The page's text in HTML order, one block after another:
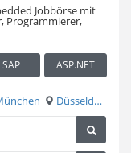
Jobbörse mit
Programmierer,
SAP ASP.NET
Düsseldorf